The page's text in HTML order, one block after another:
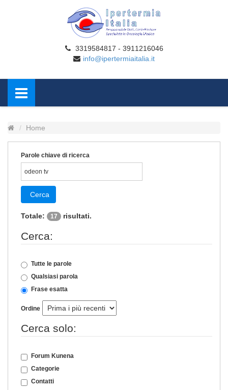
3319584817 - 3911216046
info@ipertermiaitalia.it
Home
Parole chiave di ricerca
Cerca
Totale: 17 risultati.
Cerca:
Tutte le parole
Qualsiasi parola
Frase esatta
Ordine
Cerca solo:
Forum Kunena
Categorie
Contatti